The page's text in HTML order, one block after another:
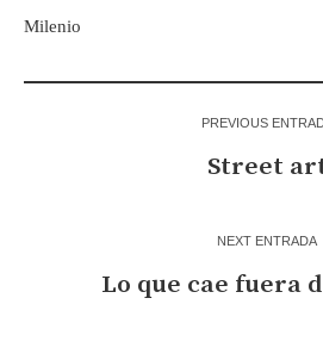
Milenio
PREVIOUS
Street
NEXT ENTRADA
Lo que cae fuera